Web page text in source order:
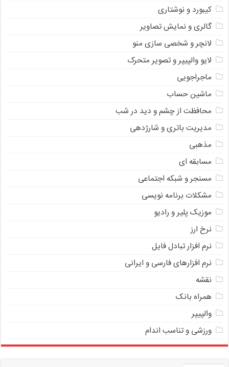
کیبورد و نوشتاری
گالری و نمایش تصاویر
لانچر و شخصی سازی منو
لایو والپیپر و تصویر متحرک
ماجراجویی
ماشین حساب
محافظت از چشم و دید در شب
مدیریت باتری و شارژدهی
مذهبی
مسابقه ای
مسنجر و شبکه اجتماعی
مشکلات برنامه نویسی
موزیک پلیر و رادیو
نرخ ارز
ﻧﺮﻡ ﺍﻓﺰﺍﺭ ﺗﺒﺎﺩﻝ ﻓﺎﻳﻞ
نرم افزارهای فارسی و ایرانی
نقشه
همراه بانک
والپیپر
ورزشی و تناسب اندام